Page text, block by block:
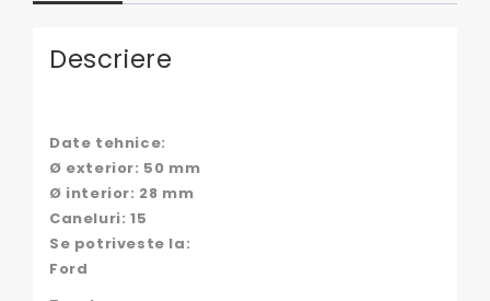
Descriere
Date tehnice:
Ø exterior: 50 mm
Ø interior: 28 mm
Caneluri: 15
Se potriveste la:
Ford